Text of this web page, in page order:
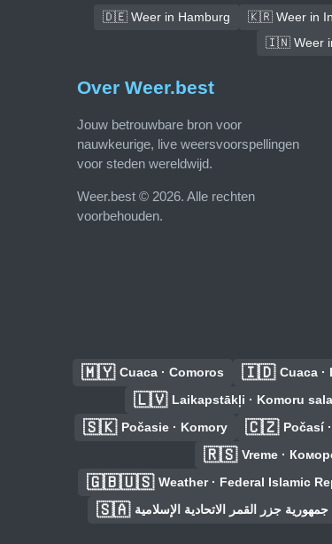
🇩🇪 Weer in Hamburg 🇰🇷 Weer in
🇮🇳 Weer
Over Weer.best
Jouw betrouwbare bron voor
nauwkeurige, live weersvoorspellingen
voor steden wereldwijd.
Weer.best © 2026. Alle rechten
voorbehouden.
🇲🇾 Cuaca · Comoros 🇮🇩 Cuaca ·
🇱🇻 Laikapstākļi · Komoru
🇸🇰 Počasie · Komory 🇨🇿 Počasí
🇷🇸 Vreme ·
🇬🇧🇺🇸 Weather · Federal Islamic
🇸🇦 جزر القمر الاتحادية الإسلامية